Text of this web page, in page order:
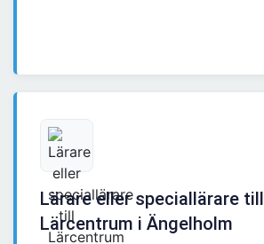
Lärare eller speciallärare till
Lärcentrum i Ängelholm